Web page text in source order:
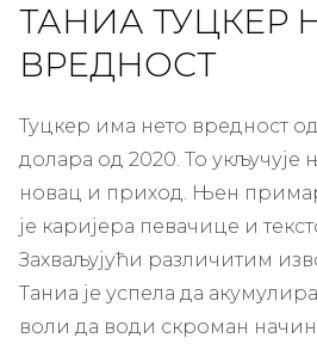
ТАНИА ТУЦКЕР
ВРЕДНОСТ
Туцкер има нето вредност
долара од 2020. То
новац и приход. Њен
је каријера певачице и
Захваљујући различитим
Таниа је успела да
воли да води скроман